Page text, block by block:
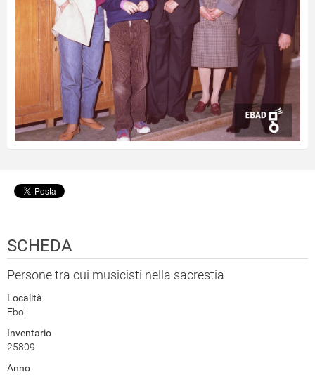
SCHEDA
Persone tra cui musicisti nella sacrestia
Località
Eboli
Inventario
25809
Anno